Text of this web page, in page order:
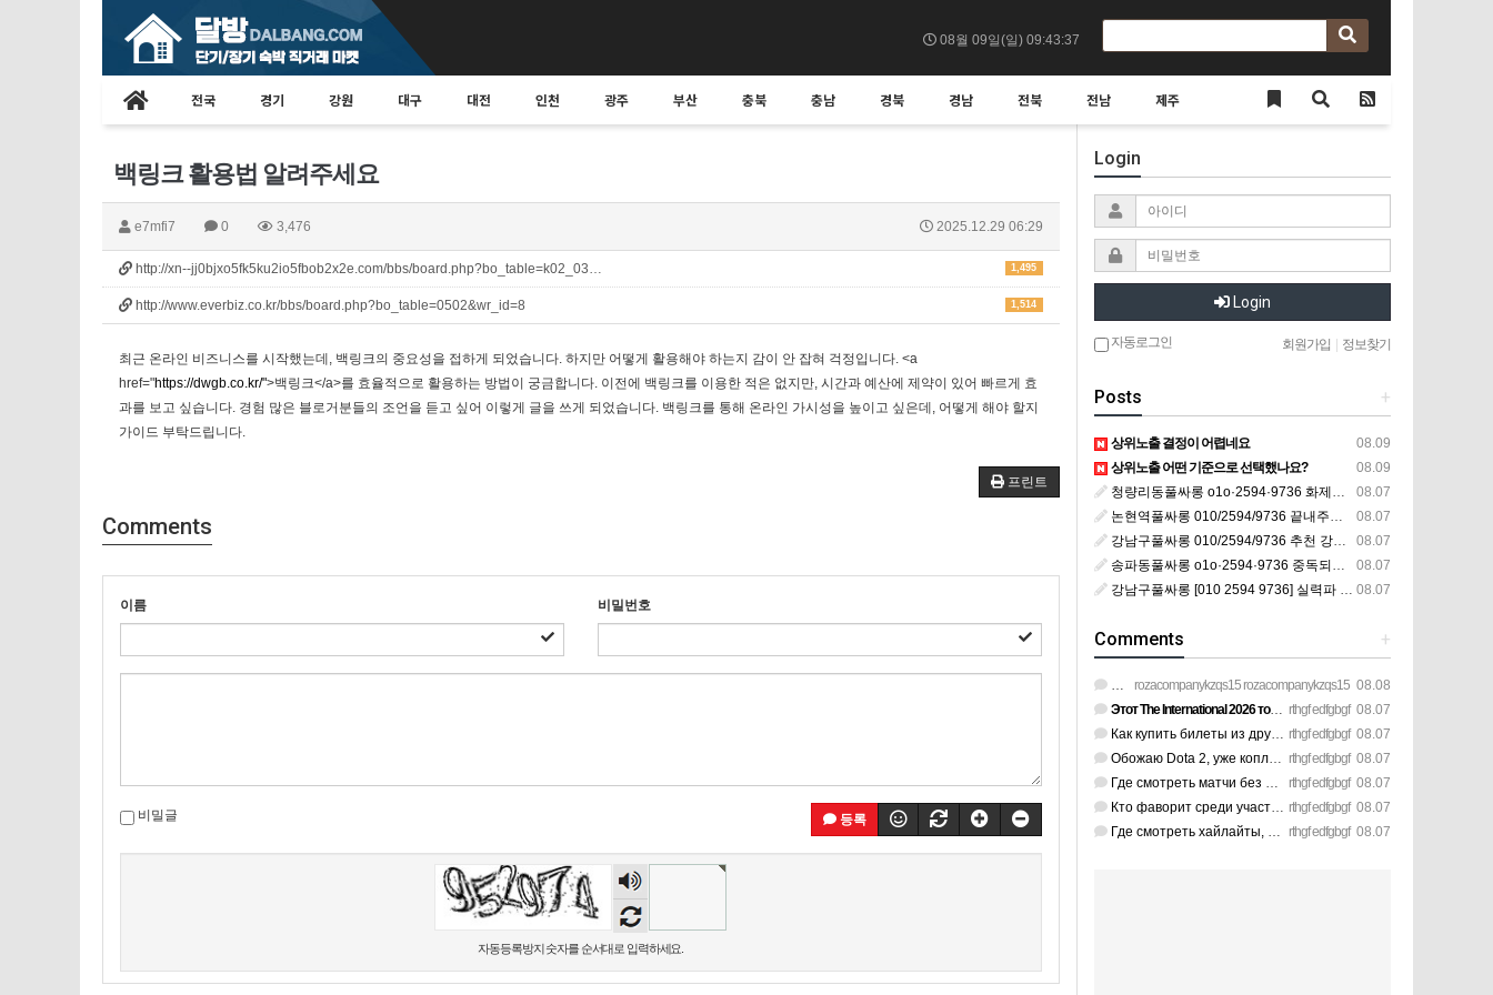
08월 09일(일) 09:43:37
전국 경기 강원 대구 대전 인천 광주 부산 충북 충남 경북 경남 전북 전남 제주
백링크 활용법 알려주세요
e7mfi7 0 3,476 2025.12.29 06:29
1,495
http://xn--jj0bjxo5fk5ku2io5fbob2x2e.com/bbs/board.php?bo_table=k02_03…
1,514
http://www.everbiz.co.kr/bbs/board.php?bo_table=0502&wr_id=8
최근 온라인 비즈니스를 시작했는데, 백링크의 중요성을 접하게 되었습니다. 하지만 어떻게 활용해야 하는지 감이 안 잡혀 걱정입니다. <a
href="https://dwgb.co.kr/">백링크</a>를 효율적으로 활용하는 방법이 궁금합니다. 이전에 백링크를 이용한 적은 없지만, 시간과 예산에 제약이 있어 빠르게 효
과를 보고 싶습니다. 경험 많은 블로거분들의 조언을 듣고 싶어 이렇게 글을 쓰게 되었습니다. 백링크를 통해 온라인 가시성을 높이고 싶은데, 어떻게 해야 할지
가이드 부탁드립니다.
프린트
Comments
이름 비밀번호
등록
비밀글
숫자
음성
듣기
자동등록방지 숫자를 순서대로 입력하세요.
Login
Login
자동로그인 회원가입 정보찾기
+
Posts
08.09
상위노출 결정이 어렵네요
08.09
상위노출 어떤 기준으로 선택했나요?
08.07
청량리동풀싸롱 o1o·2594·9736 화제의 청량리풀싸롱 청량리역풀싸롱 청량리룸초이스 청량리역매직미러초이스 시세문의 안마 마사지 풀살롱 미러룸 미러초이스 룸초이스 매직미러 야구장 구장
08.07
논현역풀싸롱 010/2594/9736 끝내주는 논현풀싸롱 논현동풀싸롱 논현호빠 논현동호스트바 논현역호스트빠 선택 가이드｜근처에서 확인할 사항 안마 마사지 풀살롱 미러룸 미러초이스 룸초이스
08.07
강남구풀싸롱 010/2594/9736 추천 강남풀싸롱 강남역풀싸롱 강남텐카페 강남역하이퍼블릭 예약 전 체크｜근처에서 확인할 사항 안마 마사지 풀살롱 미러룸 미러초이스 룸초이스 매직미러 야구장
08.07
송파동풀싸롱 o1o·2594·9736 중독되는 송파풀싸롱 송파역풀싸롱 송파하이퍼블릭 송파역퍼블릭 지금문의 안마 마사지 풀살롱 미러룸 미러초이스 룸초이스 매직미러 야구장 구장
08.07
강남구풀싸롱 [010 2594 9736] 실력파 강남풀싸롱 강남역풀싸롱 강남텐프로 강남역룸싸롱 상담문의 안마 마사지 풀살롱 미러룸 미러초이스 룸초이스 매직미러 야구장 구장
+
Comments
rozacompanykzqs15 rozacompanykzqs15 08.08
Wow that was strange. I just wrote an very long comment but …
rthgf edfgbgf 08.07
Этот The International 2026 точно войдет в историю киберспор…
rthgf edfgbgf 08.07
Как купить билеты из другой страны, какие карты сейчас прини…
rthgf edfgbgf 08.07
Обожаю Dota 2, уже коплю деньги на билеты. https://www.itali…
rthgf edfgbgf 08.07
Где смотреть матчи без задержек и лагов? https://363xchange.…
rthgf edfgbgf 08.07
Кто фаворит среди участников The International 2026 по вашей…
rthgf edfgbgf 08.07
Где смотреть хайлайты, если пропустил ночную игру? https://w…